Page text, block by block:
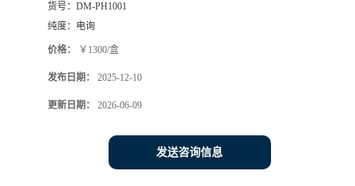
货号： DM-PH1001
纯度： 电询
价格： ￥1300/盒
发布日期： 2025-12-10
更新日期： 2026-06-09
发送咨询信息